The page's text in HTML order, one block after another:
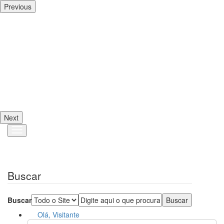
Previous
Next
Buscar
Buscar
Olá, Visitante